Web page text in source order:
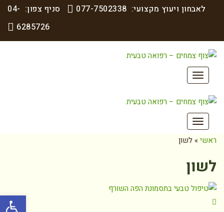
לאבחון ויעוץ מקצועי: 077-7502338 סניף צפון: 04-
6285726
תפריט
תפריט
ראשי» לשון
לשון
פתח